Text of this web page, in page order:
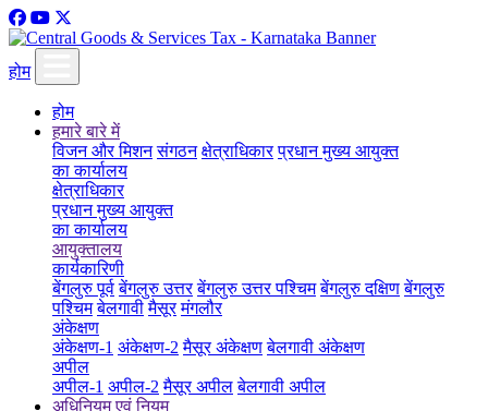
होम
होम
हमारे बारे में
विजन और मिशन संगठन क्षेत्राधिकार प्रधान मुख्य आयुक्त
का कार्यालय
क्षेत्राधिकार
प्रधान मुख्य आयुक्त
का कार्यालय
आयुक्तालय
कार्यकारिणी
बेंगलुरु पूर्व बेंगलुरु उत्तर बेंगलुरु उत्तर पश्चिम बेंगलुरु दक्षिण बेंगलुरु
पश्चिम बेलगावी मैसूर मंगलौर
अंकेक्षण
अंकेक्षण-1 अंकेक्षण-2 मैसूर अंकेक्षण बेलगावी अंकेक्षण
अपील
अपील-1 अपील-2 मैसूर अपील बेलगावी अपील
अधिनियम एवं नियम